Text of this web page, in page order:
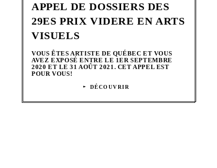
APPEL DE DOSSIERS DES
29ES PRIX VIDERE EN ARTS
VISUELS
VOUS ÊTES ARTISTE DE QUÉBEC ET VOUS
AVEZ EXPOSÉ ENTRE LE 1ER SEPTEMBRE
2020 ET LE 31 AOÛT 2021. CET APPEL EST
POUR VOUS!
DÉCOUVRIR